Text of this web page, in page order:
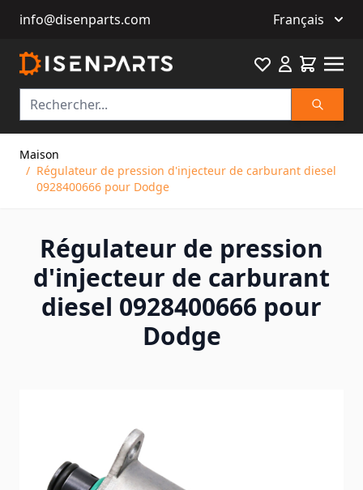
info@disenparts.com Français
FavouriteCart
Maison
/ Régulateur de pression d'injecteur de carburant diesel
0928400666 pour Dodge
Régulateur de pression
d'injecteur de carburant
diesel 0928400666 pour
Dodge